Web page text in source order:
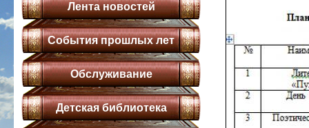
Лента новостей
События прошлых лет
Обслуживание
Детская библиотека